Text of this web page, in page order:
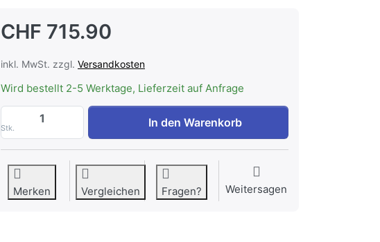
CHF 715.90
inkl. MwSt. zzgl. Versandkosten
Wird bestellt 2-5 Werktage, Lieferzeit auf Anfrage
Stk.
Bosch HBA514BB3 Serie 4, Einbau-Backofen, 60 x 60 cm,
In den Warenkorb
Merken Vergleichen Fragen? Weitersagen